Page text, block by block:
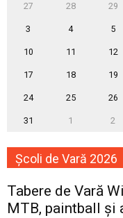
27 28 29
3 4 5
10 11 12
17 18 19
24 25 26
31 1 2
Școli de Vară 2026
Tabere de Vară
MTB, paintball și